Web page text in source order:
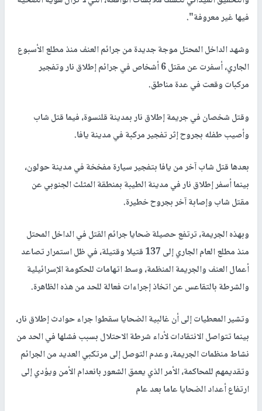
فيها غير معروفة".
وشهد الداخل المحتل موجة جديدة من جرائم العنف منذ مطلع الأسبوع
الجاري، أسفرت عن مقتل 6 أشخاص في جرائم إطلاق نار وتفجير
مركبات وقعت في عدة مناطق.
وقتل شخصان في جريمة إطلاق نار بمدينة قلنسوة، فيما قتل شاب
وأصيب طفله بجروح إثر تفجير مركبة في مدينة يافا.
بعدها قتل شاب آخر من يافا بتفجير سيارة مفخخة في مدينة حولون،
بينما أسفر إطلاق نار في مدينة الطيبة بمنطقة المثلث الجنوبي عن
مقتل شاب وإصابة آخر بجروح خطيرة.
وبهذه الجريمة، ترتفع حصيلة ضحايا جرائم القتل في الداخل المحتل
منذ مطلع العام الجاري إلى 137 قتيلا وقتيلة، في ظل استمرار تصاعد
أعمال العنف والجريمة المنظمة، وسط اتهامات للحكومة الإسرائيلية
والشرطة بالتقاعس عن اتخاذ إجراءات فعالة للحد من هذه الظاهرة.
وتشير المعطيات إلى أن غالبية الضحايا سقطوا جراء حوادث إطلاق نار،
بينما تتواصل الانتقادات لأداء شرطة الاحتلال بسبب فشلها في الحد من
نشاط منظمات الجريمة، وعدم التوصل إلى مرتكبي العديد من الجرائم
وتقديمهم للمحاكمة، الأمر الذي يعمق الشعور بانعدام الأمن ويؤدي إلى
ارتفاع أعداد الضحايا عاما بعد عام